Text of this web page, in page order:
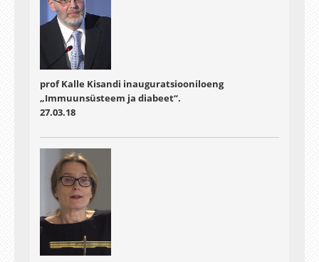
prof Kalle Kisandi inauguratsiooniloeng
„Immuunsüsteem ja diabeet“.
27.03.18